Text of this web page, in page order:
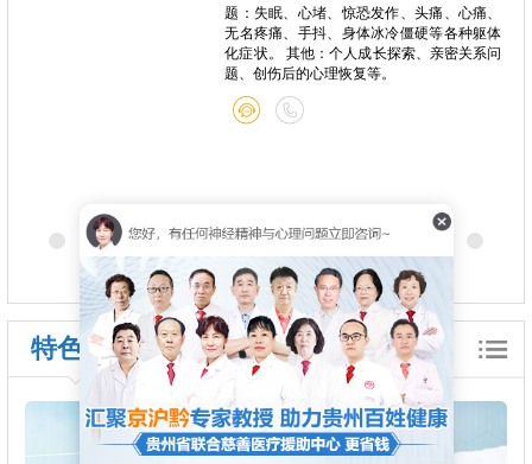
题：失眠、心堵、惊恐发作、头痛、心痛、
无名疼痛、手抖、身体冰冷僵硬等各种躯体
化症状。 其他：个人成长探索、亲密关系问
题、创伤后的心理恢复等。
特色诊疗